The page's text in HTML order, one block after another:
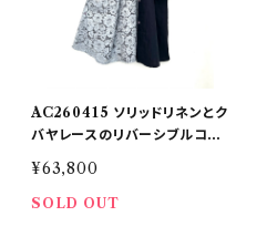
AC260415 ソリッドリネンとク
バヤレースのリバーシブルコー
¥63,800
SOLD OUT